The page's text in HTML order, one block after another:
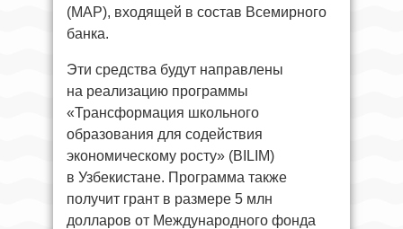
(МАР), входящей в состав Всемирного
банка.
Эти средства будут направлены
на реализацию программы
«Трансформация школьного
образования для содействия
экономическому росту» (BILIM)
в Узбекистане. Программа также
получит грант в размере 5 млн
долларов от Международного фонда